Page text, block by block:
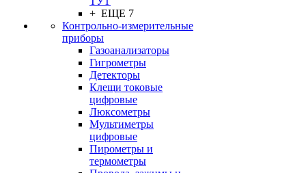
+ ЕЩЕ 7
Контрольно-измерительные
приборы
Газоанализаторы
Гигрометры
Детекторы
Клещи токовые
цифровые
Люксометры
Мультиметры
цифровые
Пирометры и
термометры